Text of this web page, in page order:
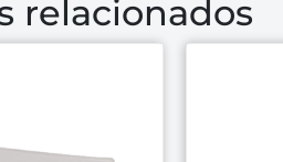
relacionados